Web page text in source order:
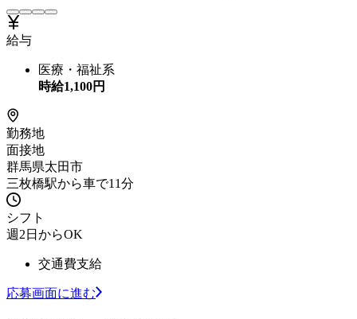
給与
医療・福祉系
時給1,100円
勤務地
面接地
群馬県太田市
三枚橋駅から車で11分
シフト
週2日からOK
交通費支給
応募画面に進む